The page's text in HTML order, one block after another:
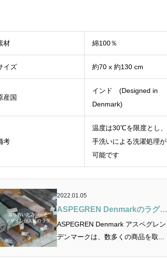
材 綿100％
イズ 約70 x 約130 cm
産国
インド (Designed in
Denmark)
考
温度は30℃を限度とし、
手洗いによる洗濯処理が
可能です
2022.01.05
ASPEGREN Denmarkのラグは
落ち着いたカラーとデザインが
人気！3シリーズを徹底解説
ASPEGREN Denmark アスペグレン
デンマークは、数多くの商品を取...